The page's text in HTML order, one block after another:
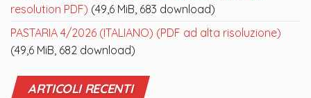
resolution PDF) (49,6 MiB, 683 download)
PASTARIA 4/2026 (ITALIANO) (PDF ad alta risoluzione)
(49,6 MiB, 682 download)
ARTICOLI RECENTI